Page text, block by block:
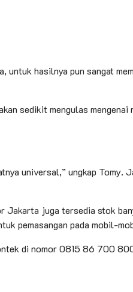
hasilnya pun sangat
sedikit mengulas mengenai
universal,” ungkap Tomy.
juga tersedia stok
pemasangan pada mobil-
di nomor 0815 86 700